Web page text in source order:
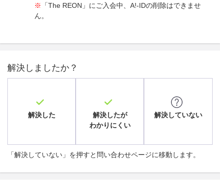
※
「The REON」にご入会中、A!-IDの削除はできませ
ん。
解決しましたか？
解決した
解決したが
わかりにくい
解決していない
「解決していない」を押すと問い合わせページに移動します。